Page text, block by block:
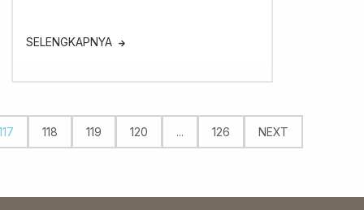
SELENGKAPNYA
118 119 120 ... 126 NEXT